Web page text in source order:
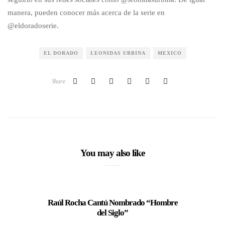
manera, pueden conocer más acerca de la serie en
@eldoradoserie.
EL DORADO LEONIDAS URBINA MEXICO
Share
You may also like
Raúl Rocha Cantú Nombrado “Hombre
del Siglo”